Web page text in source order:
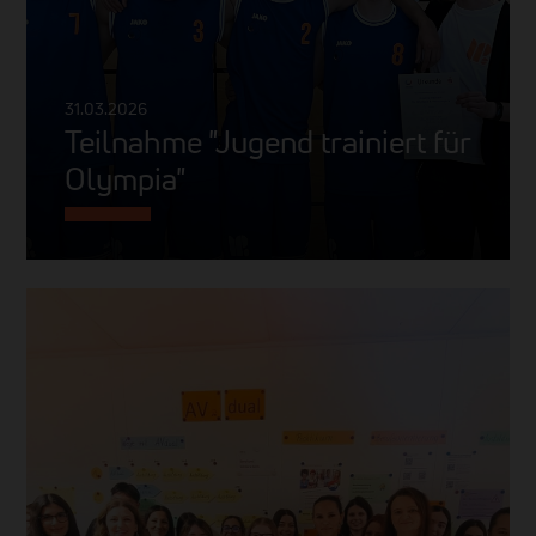
31.03.2026
Teilnahme "Jugend trainiert für
Olympia"